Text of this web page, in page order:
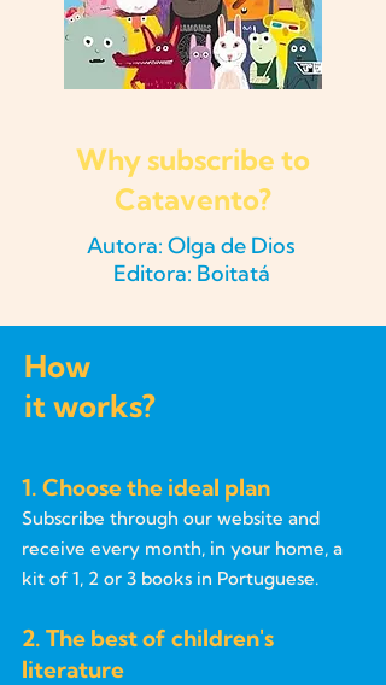
Why subscribe to
Catavento?
Autora: Olga de Dios
Editora: Boitatá
How
it works?
1. Choose the ideal plan
Subscribe through our website and
receive every month, in your home, a
kit of 1, 2 or 3 books in Portuguese.
2. The best of children's
literature